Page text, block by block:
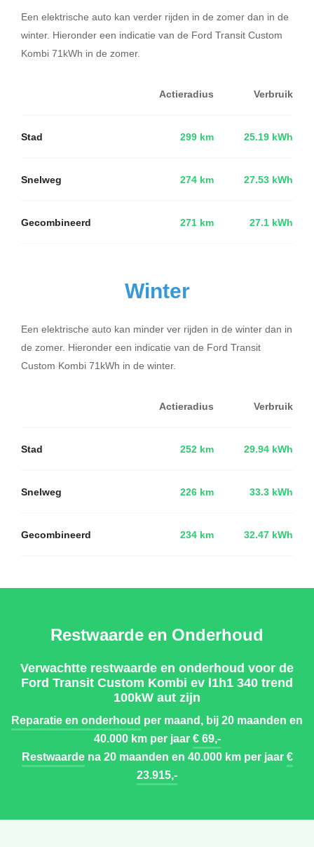
Een elektrische auto kan verder rijden in de zomer dan in de
winter. Hieronder een indicatie van de Ford Transit Custom
Kombi 71kWh in de zomer.
Actieradius Verbruik
Stad 299 km 25.19 kWh
Snelweg 274 km 27.53 kWh
Gecombineerd 271 km 27.1 kWh
Winter
Een elektrische auto kan minder ver rijden in de winter dan in
de zomer. Hieronder een indicatie van de Ford Transit
Custom Kombi 71kWh in de winter.
Actieradius Verbruik
Stad 252 km 29.94 kWh
Snelweg 226 km 33.3 kWh
Gecombineerd 234 km 32.47 kWh
Restwaarde en Onderhoud
Verwachtte restwaarde en onderhoud voor de
Ford Transit Custom Kombi ev l1h1 340 trend
100kW aut zijn
Reparatie en onderhoud per maand, bij 20 maanden en
40.000 km per jaar€ 69,-
Restwaardena 20 maanden en 40.000 km per jaar€
23.915,-